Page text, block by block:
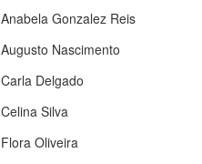
Anabela Gonzalez Reis
Augusto Nascimento
Carla Delgado
Celina Silva
Flora Oliveira